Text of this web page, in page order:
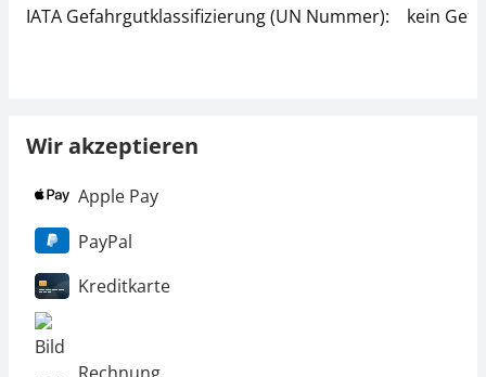
IATA Gefahrgutklassifizierung (UN Nummer):
kein
Wir akzeptieren
Apple Pay
PayPal
Kreditkarte